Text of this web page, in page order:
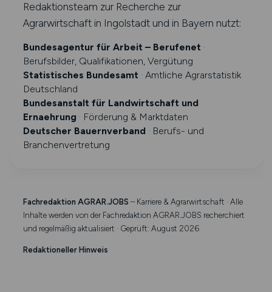
Redaktionsteam zur Recherche zur
Agrarwirtschaft in Ingolstadt und in Bayern nutzt:
Bundesagentur für Arbeit – Berufenet ·
Berufsbilder, Qualifikationen, Vergütung
Statistisches Bundesamt · Amtliche Agrarstatistik
Deutschland
Bundesanstalt für Landwirtschaft und
Ernaehrung · Förderung & Marktdaten
Deutscher Bauernverband · Berufs- und
Branchenvertretung
Fachredaktion AGRAR.JOBS – Karriere & Agrarwirtschaft · Alle
Inhalte werden von der Fachredaktion AGRAR.JOBS recherchiert
und regelmäßig aktualisiert · Geprüft: August 2026
Redaktioneller Hinweis